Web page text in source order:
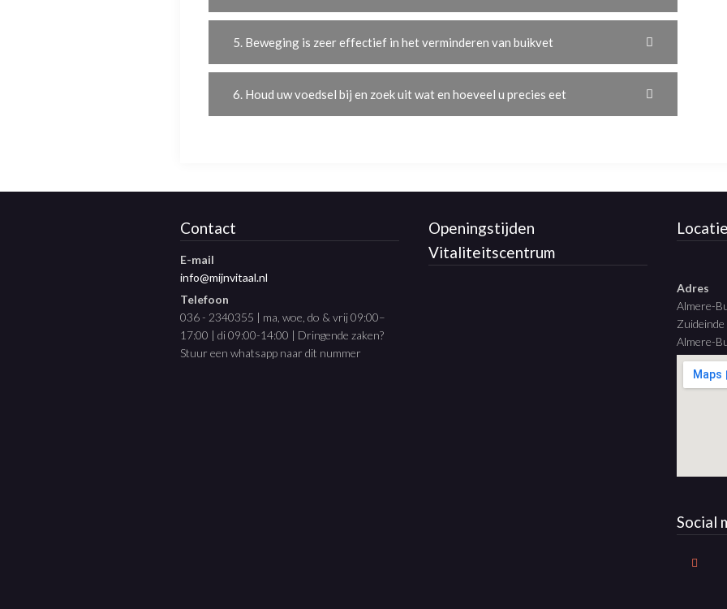
5. Beweging is zeer effectief in het verminderen van buikvet
6. Houd uw voedsel bij en zoek uit wat en hoeveel u precies eet
Contact
E-mail
info@mijnvitaal.nl
Telefoon
036 - 2340355 | ma, woe, do & vrij 09:00–
17:00 | di 09:00-14:00 | Dringende zaken?
Stuur een whatsapp naar dit nummer
Openingstijden
Vitaliteitscentrum
Adres
Almere-
Almere-
Social